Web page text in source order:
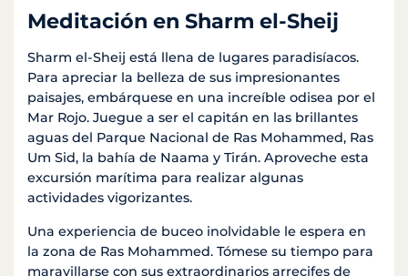
Meditación en Sharm el-Sheij
Sharm el-Sheij está llena de lugares paradisíacos.
Para apreciar la belleza de sus impresionantes
paisajes, embárquese en una increíble odisea por el
Mar Rojo. Juegue a ser el capitán en las brillantes
aguas del Parque Nacional de Ras Mohammed, Ras
Um Sid, la bahía de Naama y Tirán. Aproveche esta
excursión marítima para realizar algunas
actividades vigorizantes.
Una experiencia de buceo inolvidable le espera en
la zona de Ras Mohammed. Tómese su tiempo para
maravillarse con sus extraordinarios arrecifes de